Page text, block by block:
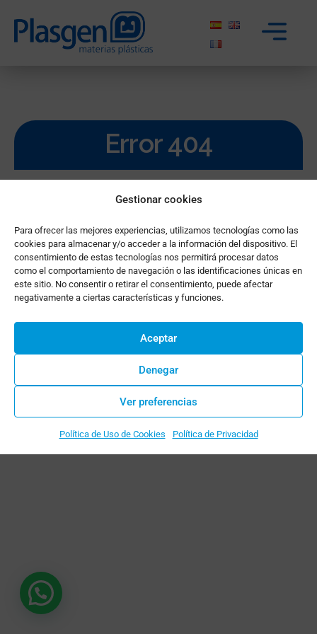
Gestionar cookies
Para ofrecer las mejores experiencias, utilizamos tecnologías como las
cookies para almacenar y/o acceder a la información del dispositivo. El
consentimiento de estas tecnologías nos permitirá procesar datos
como el comportamiento de navegación o las identificaciones únicas en
este sitio. No consentir o retirar el consentimiento, puede afectar
negativamente a ciertas características y funciones.
Aceptar
Denegar
Ver preferencias
Política de Uso de Cookies Política de Privacidad
Error 404
no hem trobat el que buscaves, torna a
la pàgina d’INICI.